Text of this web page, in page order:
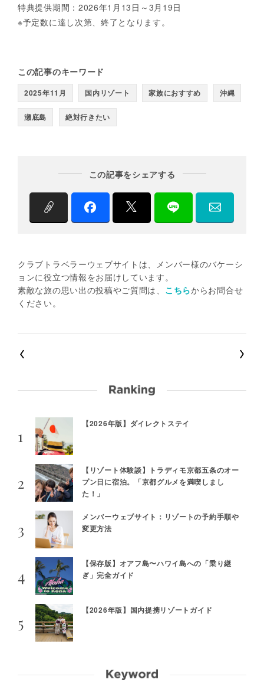
特典提供期間：2026年1月13日～3月19日
※予定数に達し次第、終了となります。
この記事のキーワード
2025年11月 国内リゾート 家族におすすめ 沖縄
瀬底島 絶対行きたい
この記事をシェアする
クラブトラベラーウェブサイトは、メンバー様のバケーシ
ョンに役立つ情報をお届けしています。
素敵な旅の思い出の投稿やご質問は、 こちらからお問合せ
ください。
【2026年版】ダイレクトステイ
【リゾート体験談】トラディモ京都五条のオー
プン日に宿泊。「京都グルメを満喫しまし
た！」
メンバーウェブサイト：リゾートの予約手順や
変更方法
【保存版】オアフ島〜ハワイ島への「乗り継
ぎ」完全ガイド
【2026年版】国内提携リゾートガイド